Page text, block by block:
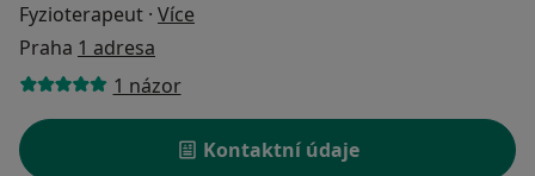
Fyzioterapeut · Více
Praha 1 adresa
1 názor
Kontaktní údaje